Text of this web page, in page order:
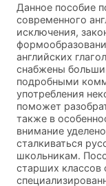
Данное пособие
современного
исключения,
английских
снабжены
подробными
употребления
поможет
также в
внимание
сталкиваться
школьникам.
старших классов